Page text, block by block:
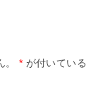
* が付いている